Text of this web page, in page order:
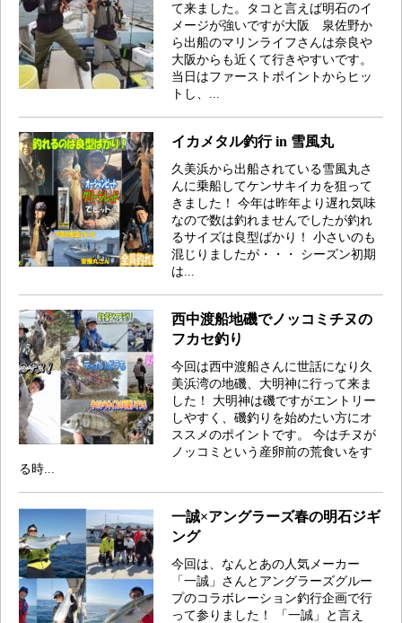
て来ました。タコと言えば明石のイ
メージが強いですが大阪 泉佐野か
ら出船のマリンライフさんは奈良や
大阪からも近くて行きやすいです。
当日はファーストポイントからヒッ
トし、...
イカメタル釣行 in 雪風丸
久美浜から出船されている雪風丸さ
んに乗船してケンサキイカを狙って
きました！ 今年は昨年より遅れ気味
なので数は釣れませんでしたが釣れ
るサイズは良型ばかり！ 小さいのも
混じりましたが・・・ シーズン初期
は...
西中渡船地磯でノッコミチヌの
フカセ釣り
今回は西中渡船さんに世話になり久
美浜湾の地磯、大明神に行って来ま
した！ 大明神は磯ですがエントリー
しやすく、磯釣りを始めたい方にオ
ススメのポイントです。 今はチヌが
ノッコミという産卵前の荒食いをす
る時...
一誠×アングラーズ春の明石ジギ
ング
今回は、なんとあの人気メーカー
「一誠」さんとアングラーズグルー
プのコラボレーション釣行企画で行
って参りました！ 「一誠」と言え